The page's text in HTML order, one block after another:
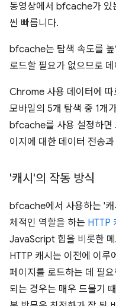
동영상에서 bfcache가
씬 빠릅니다.
bfcache는 탐색 속도를 높
로드할 필요가 없으므로
Chrome 사용 데이터에 따
모바일의 5개 탐색 중 1개
bfcache를 사용 설정하면
이지에 대한 데이터 전송
'캐시'의 작동 방식
bfcache에서 사용하는 '캐
체적인 역할을 하는 HTTP
JavaScript 힙을 비롯한
HTTP 캐시는 이전에 이루
페이지를 로드하는 데 필
되는 경우는 매우 드물기